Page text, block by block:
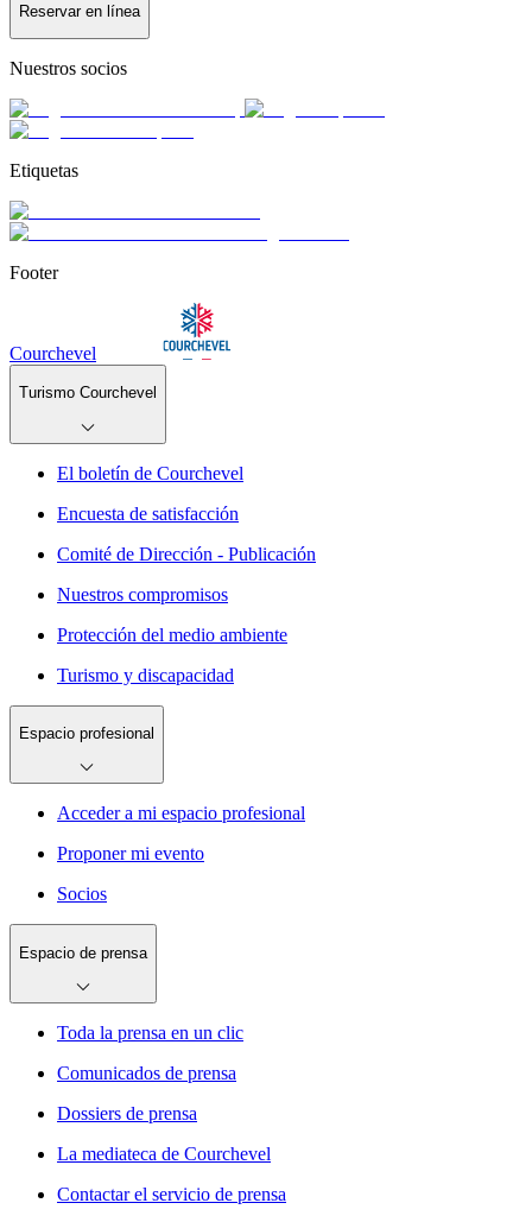
Reservar en línea
Nuestros socios
Etiquetas
Footer
Courchevel
Turismo Courchevel
El boletín de Courchevel
Encuesta de satisfacción
Comité de Dirección - Publicación
Nuestros compromisos
Protección del medio ambiente
Turismo y discapacidad
Espacio profesional
Acceder a mi espacio profesional
Proponer mi evento
Socios
Espacio de prensa
Toda la prensa en un clic
Comunicados de prensa
Dossiers de prensa
La mediateca de Courchevel
Contactar el servicio de prensa